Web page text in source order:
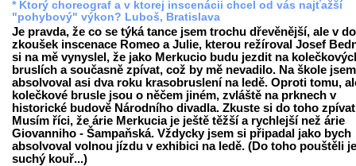
* Ktorý choreograf a v ktorej inscenácii chcel od vás najťažší
"pohybový" výkon? Luboš, Bratislava
Je pravda, že co se týká tance jsem trochu dřevěnější, ale v
zkoušek inscenace Romeo a Julie, kterou režíroval Josef
si na mě vynyslel, že jako Merkucio budu jezdit na
bruslích a současně zpívat, což by mě nevadilo. Na škole jsem
absolvoval asi dva roku krasobruslení na ledě. Oproti tomu,
kolečkové brusle jsou o něčem jiném, zvláště na prknech v
historické budově Národního divadla. Zkuste si do toho
Musím říci, že árie Merkucia je ještě těžší a rychlejší než árie
Giovanniho - Šampaňská. Vždycky jsem si připadal jako bych
absolvoval volnou jízdu v exhibici na ledě. (Do toho pouštěli
suchý kouř...)